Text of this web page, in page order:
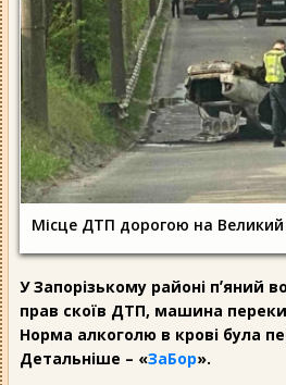
Місце ДТП дорогою на Великий
У Запорізькому районі пʼяний
прав скоїв ДТП, машина
Норма алкоголю в крові була
Детальніше – «ЗаБор».